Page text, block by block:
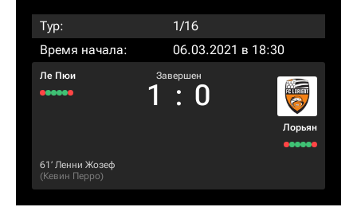
Тур:
1/16
Время начала:
06.03.2021 в 18:30
Ле Пюи Завершен
1 : 0
Лорьян
61‎’‎ Ленни Жозеф
(Кевин Перро)